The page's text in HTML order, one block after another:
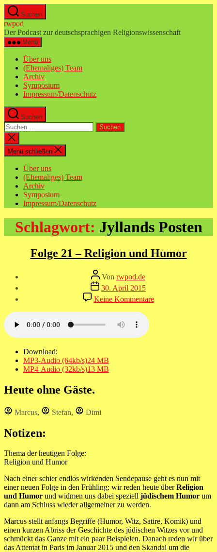
Zum
Inhalt
springen
Suchen
rwpod
Der Podcast zur deutschsprachigen Religionswissenschaft
Menü
Über uns
(Ehemaliges) Team
Archiv
Symposium
Impressum/Datenschutz
Suchen
Suchen
nach:
Suche
schließen
Menü schließen
Über uns
(Ehemaliges) Team
Archiv
Symposium
Impressum/Datenschutz
Schlagwort: Jyllands Posten
Folge 21 – Religion und Humor
Beitragsautor
Von rwpod.de
Veröffentlichungsdatum
30. April 2015
Keine Kommentarezu
Folge
Download:
MP3-Audio (64kb/s)24 MB
MP4-Audio (32kb/s)13 MB
Heute ohne Gäste.
Marcus, Stefan, Dimi
Notizen:
Thema der heutigen Folge:
Religion und Humor
Nach einer schier endlos wirkenden Sendepause geht es nun mit
einer neuen Folge in den Frühling: wir reden heute überReligion
und Humor und widmen uns dabei speziell jüdischem Humor um
dann am Schluss wieder allgemeiner zu werden.
Marcus stellt anfangs Begriffe (Humor, Witz, Satire, Komik) und
einen kurzen Abriss der Geschichte des jüdischen Witzes vor und
schmückt das Ganze mit ein paar Beispielen. Danach reden wir über
das Attentat in Paris im Januar 2015 und den Skandal um die